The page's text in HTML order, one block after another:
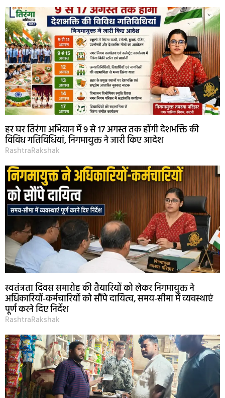
हर घर तिरंगा अभियान में 9 से 17 अगस्त तक होंगी देशभक्ति की
विविध गतिविधियां, निगमायुक्त ने जारी किए आदेश
RashtraRakshak
स्वतंत्रता दिवस समारोह की तैयारियों को लेकर निगमायुक्त ने
अधिकारियों-कर्मचारियों को सौंपे दायित्व, समय-सीमा में व्यवस्थाएं
पूर्ण करने दिए निर्देश
RashtraRakshak